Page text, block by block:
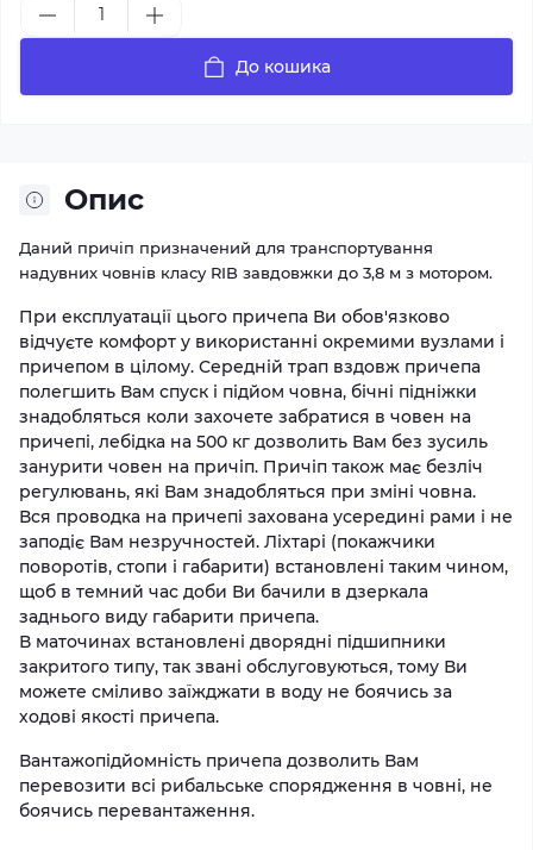
До кошика
Опис
Даний причіп призначений для транспортування
надувних човнів класу RIB завдовжки до 3,8 м з мотором.
При експлуатації цього причепа Ви обов'язково
відчуєте комфорт у використанні окремими вузлами і
причепом в цілому. Середній трап вздовж причепа
полегшить Вам спуск і підйом човна, бічні підніжки
знадобляться коли захочете забратися в човен на
причепі, лебідка на 500 кг дозволить Вам без зусиль
занурити човен на причіп. Причіп також має безліч
регулювань, які Вам знадобляться при зміні човна.
Вся проводка на причепі захована усередині рами і не
заподіє Вам незручностей. Ліхтарі (покажчики
поворотів, стопи і габарити) встановлені таким чином,
щоб в темний час доби Ви бачили в дзеркала
заднього виду габарити причепа.
В маточинах встановлені дворядні підшипники
закритого типу, так звані обслуговуються, тому Ви
можете сміливо заїжджати в воду не боячись за
ходові якості причепа.
Вантажопідйомність причепа дозволить Вам
перевозити всі рибальське спорядження в човні, не
боячись перевантаження.